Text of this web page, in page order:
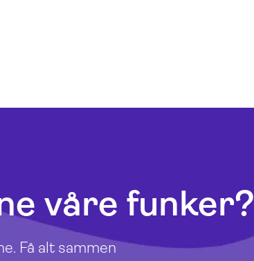
våre funker?
Få alt sammen